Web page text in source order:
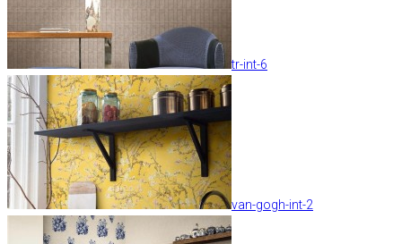
tr-int-6
van-gogh-int-2